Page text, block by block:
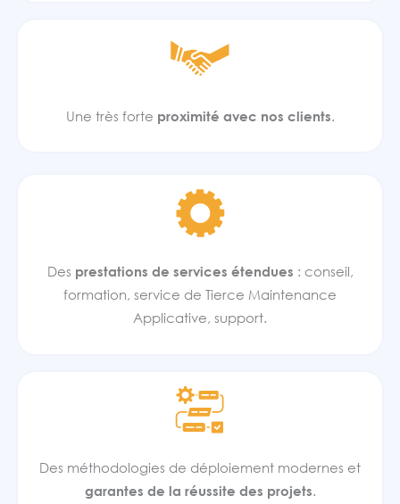
Une très forte proximité avec nos clients.
Des prestations de services étendues : conseil,
formation, service de Tierce Maintenance
Applicative, support.
Des méthodologies de déploiement modernes et
garantes de la réussite des projets.